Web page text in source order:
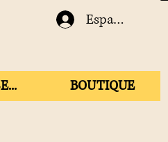
Espace membre
BOUTIQUE